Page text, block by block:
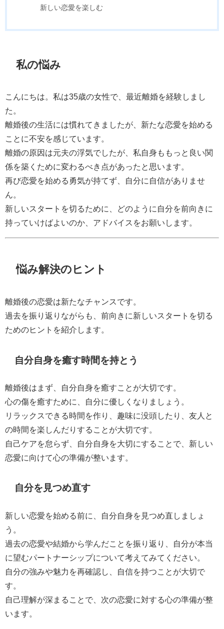
新しい恋愛を楽しむ
私の悩み
こんにちは。私は35歳の女性で、最近離婚を経験しまし
た。
離婚後の生活には慣れてきましたが、新たな恋愛を始める
ことに不安を感じています。
離婚の原因は元夫の浮気でしたが、私自身ももっと良い関
係を築くために変わるべき点があったと思います。
再び恋愛を始める勇気が持てず、自分に自信がありませ
ん。
新しいスタートを切るために、どのように自分を前向きに
持っていけばよいのか、アドバイスをお願いします。
悩み解決のヒント
離婚後の恋愛は新たなチャンスです。
過去を振り返りながらも、前向きに新しいスタートを切る
ためのヒントを紹介します。
自分自身を癒す時間を持とう
離婚後はまず、自分自身を癒すことが大切です。
心の傷を癒すために、自分に優しくなりましょう。
リラックスできる時間を作り、趣味に没頭したり、友人と
の時間を楽しんだりすることが大切です。
自己ケアを怠らず、自分自身を大切にすることで、新しい
恋愛に向けて心の準備が整います。
自分を見つめ直す
新しい恋愛を始める前に、自分自身を見つめ直しましょ
う。
過去の恋愛や結婚から学んだことを振り返り、自分が本当
に望むパートナーシップについて考えてみてください。
自分の強みや魅力を再確認し、自信を持つことが大切で
す。
自己理解が深まることで、次の恋愛に対する心の準備が整
います。